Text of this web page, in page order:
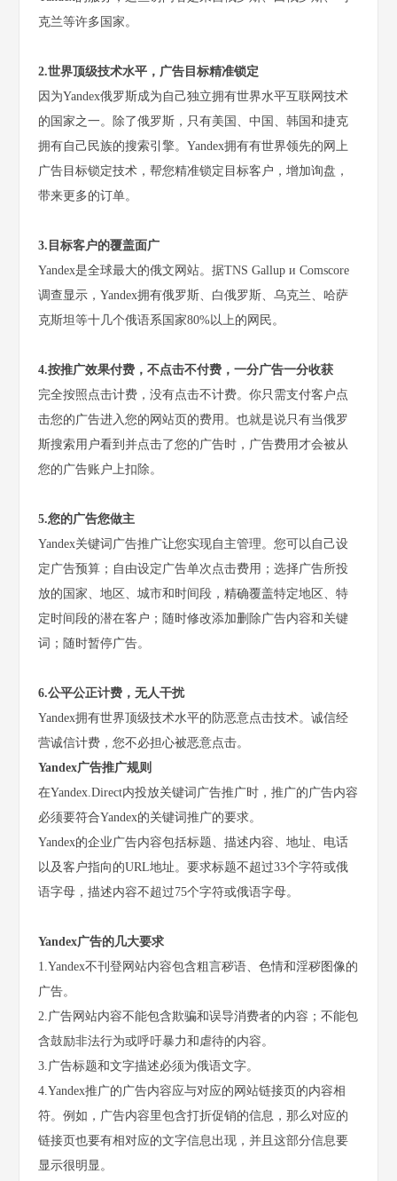
克兰等许多国家。
2.世界顶级技术水平，广告目标精准锁定
因为Yandex俄罗斯成为自己独立拥有世界水平互联网技术
的国家之一。除了俄罗斯，只有美国、中国、韩国和捷克
拥有自己民族的搜索引擎。Yandex拥有有世界领先的网上
广告目标锁定技术，帮您精准锁定目标客户，增加询盘，
带来更多的订单。
3.目标客户的覆盖面广
Yandex是全球最大的俄文网站。据TNS Gallup и Comscore
调查显示，Yandex拥有俄罗斯、白俄罗斯、乌克兰、哈萨
克斯坦等十几个俄语系国家80%以上的网民。
4.按推广效果付费，不点击不付费，一分广告一分收获
完全按照点击计费，没有点击不计费。你只需支付客户点
击您的广告进入您的网站页的费用。也就是说只有当俄罗
斯搜索用户看到并点击了您的广告时，广告费用才会被从
您的广告账户上扣除。
5.您的广告您做主
Yandex关键词广告推广让您实现自主管理。您可以自己设
定广告预算；自由设定广告单次点击费用；选择广告所投
放的国家、地区、城市和时间段，精确覆盖特定地区、特
定时间段的潜在客户；随时修改添加删除广告内容和关键
词；随时暂停广告。
6.公平公正计费，无人干扰
Yandex拥有世界顶级技术水平的防恶意点击技术。诚信经
营诚信计费，您不必担心被恶意点击。
Yandex广告推广规则
在Yandex.Direct内投放关键词广告推广时，推广的广告内容
必须要符合Yandex的关键词推广的要求。
Yandex的企业广告内容包括标题、描述内容、地址、电话
以及客户指向的URL地址。要求标题不超过33个字符或俄
语字母，描述内容不超过75个字符或俄语字母。
Yandex广告的几大要求
1.Yandex不刊登网站内容包含粗言秽语、色情和淫秽图像的
广告。
2.广告网站内容不能包含欺骗和误导消费者的内容；不能包
含鼓励非法行为或呼吁暴力和虐待的内容。
3.广告标题和文字描述必须为俄语文字。
4.Yandex推广的广告内容应与对应的网站链接页的内容相
符。例如，广告内容里包含打折促销的信息，那么对应的
链接页也要有相对应的文字信息出现，并且这部分信息要
显示很明显。